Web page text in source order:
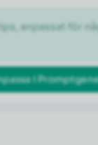
anpassat för
i